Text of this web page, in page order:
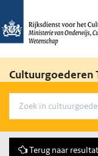
Cultuurgoederen
Terug naar